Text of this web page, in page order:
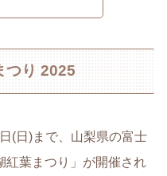
つり 2025
(日)まで、山梨県の富士
紅葉まつり」が開催され